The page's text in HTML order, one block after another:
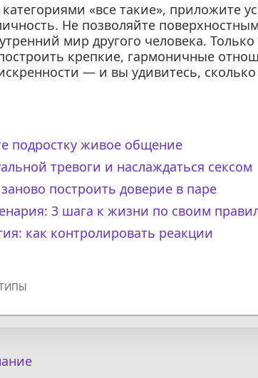
«все такие», приложите
Не позволяйте
мир другого человека.
крепкие, гармоничные
— и вы удивитесь,
подростку живое общение
тревоги и наслаждаться сексом
построить доверие в паре
3 шага к жизни по своим
как контролировать реакции